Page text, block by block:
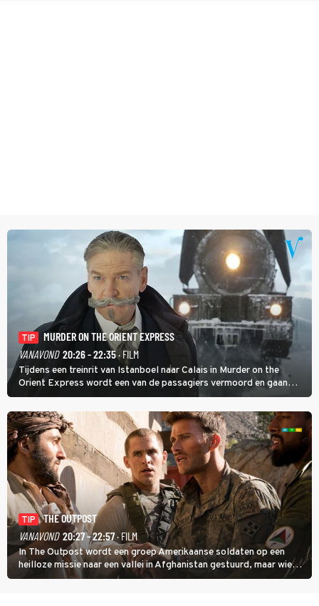
TIP
MURDER ON THE ORIENT EXPRESS
VANAVOND 20:26 - 22:35· FILM
Tijdens een treinrit van Istanboel naar Calais in Murder on the
Orient Express wordt een van de passagiers vermoord en gaan
detective Hercule Poirot en zijn snor uitzoeken wie van de andere
treinreizigers de dader is.
TIP
THE OUTPOST
VANAVOND 20:27 - 22:57· FILM
In The Outpost wordt een groep Amerikaanse soldaten op een
heilloze missie naar een vallei in Afghanistan gestuurd, maar wie
overleeft daar een aanval?